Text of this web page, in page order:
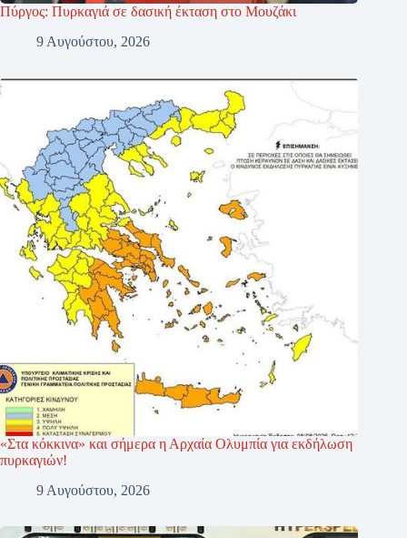
Πύργος: Πυρκαγιά σε δασική έκταση στο Μουζάκι
9 Αυγούστου, 2026
«Στα κόκκινα» και σήμερα η Αρχαία Ολυμπία για εκδήλωση
πυρκαγιών!
9 Αυγούστου, 2026